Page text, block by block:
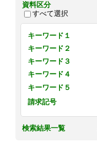
資料区分
すべて選択
キーワード１
キーワード２
キーワード３
キーワード４
キーワード５
請求記号
検索結果一覧